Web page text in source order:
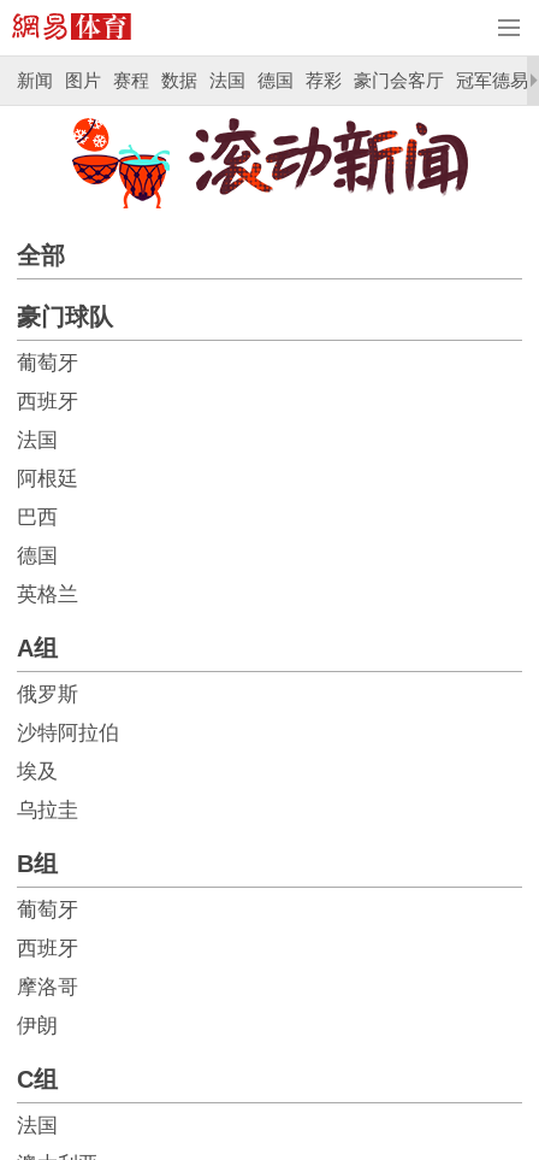
新闻 图片 赛程 数据 法国 德国 荐彩 豪门会客厅 冠军德易
全部
豪门球队
葡萄牙
西班牙
法国
阿根廷
巴西
德国
英格兰
A组
俄罗斯
沙特阿拉伯
埃及
乌拉圭
B组
葡萄牙
西班牙
摩洛哥
伊朗
C组
法国